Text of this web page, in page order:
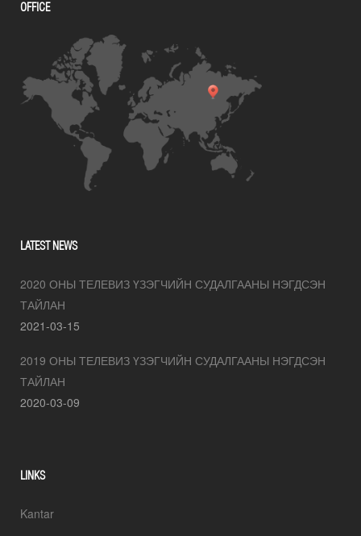
OFFICE
LATEST NEWS
2020 ОНЫ ТЕЛЕВИЗ ҮЗЭГЧИЙН СУДАЛГААНЫ НЭГДСЭН
ТАЙЛАН
2021-03-15
2019 ОНЫ ТЕЛЕВИЗ ҮЗЭГЧИЙН СУДАЛГААНЫ НЭГДСЭН
ТАЙЛАН
2020-03-09
LINKS
Kantar